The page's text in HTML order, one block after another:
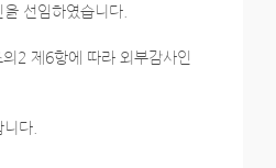
선임하였습니다.
2 제6항에 따라 외부감사인
다.